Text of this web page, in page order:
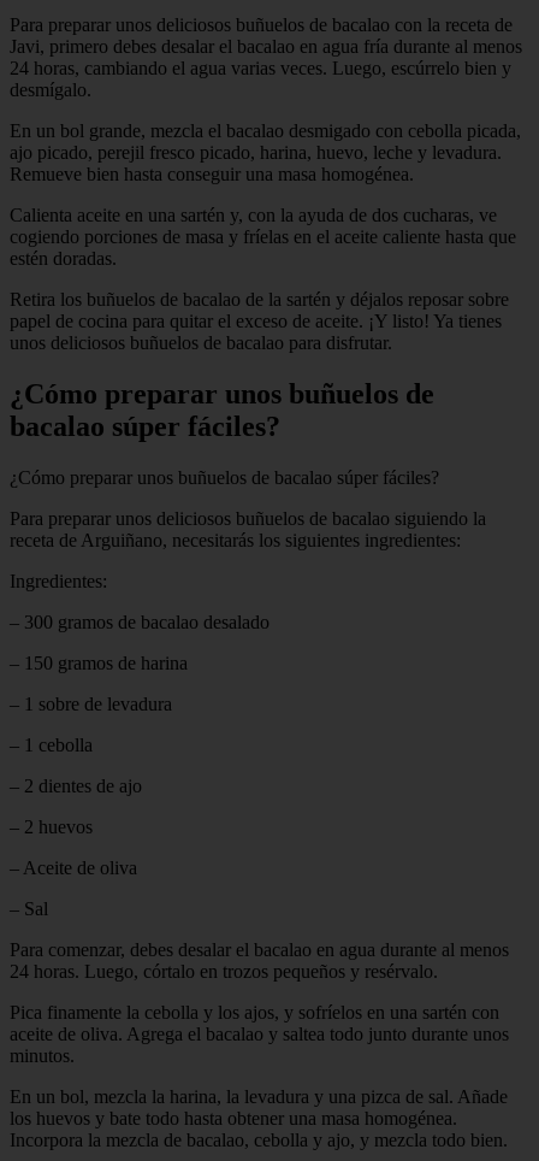
Para preparar unos deliciosos buñuelos de bacalao con la receta de
Javi, primero debes desalar el bacalao en agua fría durante al menos
24 horas, cambiando el agua varias veces. Luego, escúrrelo bien y
desmígalo.
En un bol grande, mezcla el bacalao desmigado con cebolla picada,
ajo picado, perejil fresco picado, harina, huevo, leche y levadura.
Remueve bien hasta conseguir una masa homogénea.
Calienta aceite en una sartén y, con la ayuda de dos cucharas, ve
cogiendo porciones de masa y fríelas en el aceite caliente hasta que
estén doradas.
Retira los buñuelos de bacalao de la sartén y déjalos reposar sobre
papel de cocina para quitar el exceso de aceite. ¡Y listo! Ya tienes
unos deliciosos buñuelos de bacalao para disfrutar.
¿Cómo preparar unos buñuelos de
bacalao súper fáciles?
¿Cómo preparar unos buñuelos de bacalao súper fáciles?
Para preparar unos deliciosos buñuelos de bacalao siguiendo la
receta de Arguiñano, necesitarás los siguientes ingredientes:
Ingredientes:
– 300 gramos de bacalao desalado
– 150 gramos de harina
– 1 sobre de levadura
– 1 cebolla
– 2 dientes de ajo
– 2 huevos
– Aceite de oliva
– Sal
Para comenzar, debes desalar el bacalao en agua durante al menos
24 horas. Luego, córtalo en trozos pequeños y resérvalo.
Pica finamente la cebolla y los ajos, y sofríelos en una sartén con
aceite de oliva. Agrega el bacalao y saltea todo junto durante unos
minutos.
En un bol, mezcla la harina, la levadura y una pizca de sal. Añade
los huevos y bate todo hasta obtener una masa homogénea.
Incorpora la mezcla de bacalao, cebolla y ajo, y mezcla todo bien.